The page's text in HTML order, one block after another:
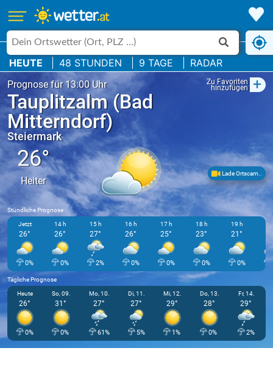
HEUTE 48 STUNDEN 9 TAGE RADAR
Prognose für 13:00 Uhr Zu Favoriten
hinzufügen +
Tauplitzalm (Bad
Mitterndorf)
Steiermark
26°
Heiter
Lade Ortscam..
Stündliche Prognose
Jetzt
26°
0%
14 h
26°
0%
15 h
27°
2%
16 h
26°
0%
17 h
25°
0%
18 h
23°
0%
19 h
21°
0%
Tägliche Prognose
Heute
26°
0%
So, 09.
31°
0%
Mo, 10.
27°
61%
Di, 11.
27°
5%
Mi, 12.
29°
1%
Do, 13.
28°
0%
Fr, 14.
29°
2%